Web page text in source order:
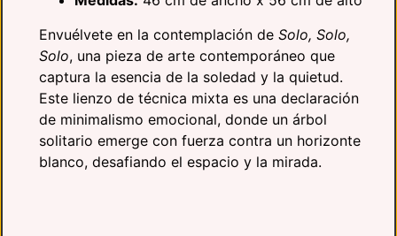
Envuélvete en la contemplación de Solo, Solo,
Solo, una pieza de arte contemporáneo que
captura la esencia de la soledad y la quietud.
Este lienzo de técnica mixta es una declaración
de minimalismo emocional, donde un árbol
solitario emerge con fuerza contra un horizonte
blanco, desafiando el espacio y la mirada.